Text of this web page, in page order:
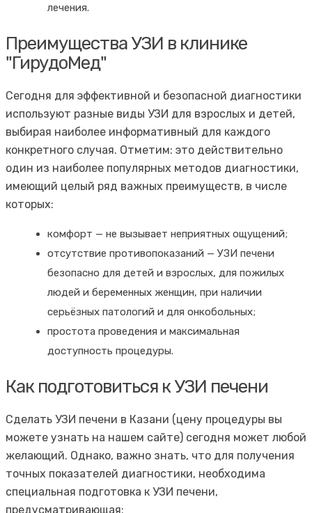
лечения.
Преимущества УЗИ в клинике
"ГирудоМед"
Сегодня для эффективной и безопасной диагностики
используют разные виды УЗИ для взрослых и детей,
выбирая наиболее информативный для каждого
конкретного случая. Отметим: это действительно
один из наиболее популярных методов диагностики,
имеющий целый ряд важных преимуществ, в числе
которых:
комфорт — не вызывает неприятных ощущений;
отсутствие противопоказаний — УЗИ печени
безопасно для детей и взрослых, для пожилых
людей и беременных женщин, при наличии
серьёзных патологий и для онкобольных;
простота проведения и максимальная
доступность процедуры.
Как подготовиться к УЗИ печени
Сделать УЗИ печени в Казани (цену процедуры вы
можете узнать на нашем сайте) сегодня может любой
желающий. Однако, важно знать, что для получения
точных показателей диагностики, необходима
специальная подготовка к УЗИ печени,
предусматривающая: